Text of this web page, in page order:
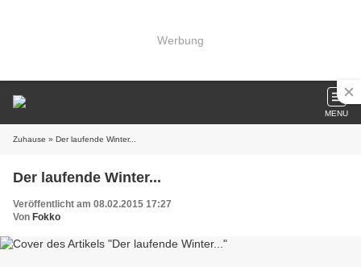
Werbung
MENU
Zuhause » Der laufende Winter...
Der laufende Winter...
Veröffentlicht am 08.02.2015 17:27
Von Fokko